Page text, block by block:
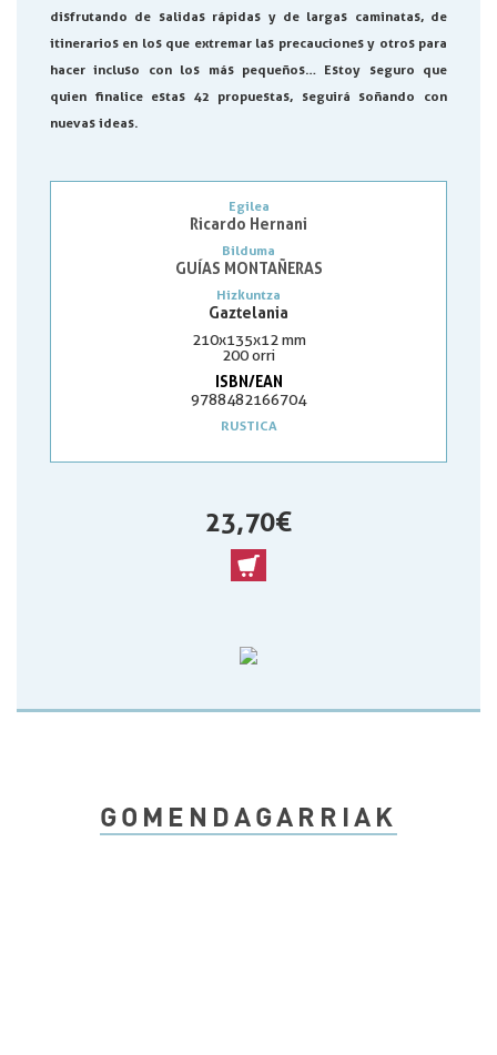
disfrutando de salidas rápidas y de largas caminatas, de
itinerarios en los que extremar las precauciones y otros para
hacer incluso con los más pequeños… Estoy seguro que
quien finalice estas 42 propuestas, seguirá soñando con
nuevas ideas.
Egilea
Ricardo Hernani
Bilduma
GUÍAS MONTAÑERAS
Hizkuntza
Gaztelania
210x135x12 mm
200 orri
ISBN/EAN
9788482166704
RUSTICA
23,70 €
GOMENDAGARRIAK